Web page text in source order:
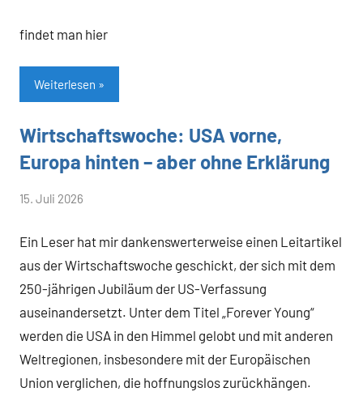
Flassbeck
findet man hier
Weiterlesen
Allgemein
Wirtschaftswoche: USA vorne,
Europa hinten – aber ohne Erklärung
von
Flassbeck
15. Juli 2026
Ein Leser hat mir dankenswerterweise einen Leitartikel
aus der Wirtschaftswoche geschickt, der sich mit dem
250-jährigen Jubiläum der US-Verfassung
auseinandersetzt. Unter dem Titel „Forever Young“
werden die USA in den Himmel gelobt und mit anderen
Weltregionen, insbesondere mit der Europäischen
Union verglichen, die hoffnungslos zurückhängen.